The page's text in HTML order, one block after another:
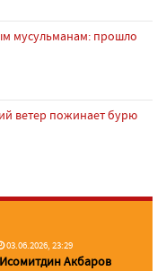
мусульманам: прошло
ветер пожинает бурю
03.06.2026, 23:29
Акбаров